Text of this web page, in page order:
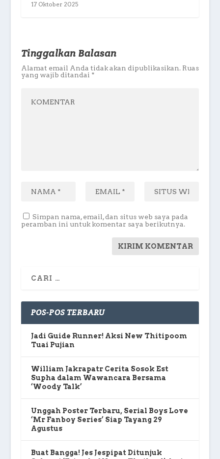
17 Oktober 2025
Tinggalkan Balasan
Alamat email Anda tidak akan dipublikasikan. Ruas
yang wajib ditandai *
Simpan nama, email, dan situs web saya pada
peramban ini untuk komentar saya berikutnya.
POS-POS TERBARU
Jadi Guide Runner! Aksi New Thitipoom
Tuai Pujian
William Jakrapatr Cerita Sosok Est
Supha dalam Wawancara Bersama
‘Woody Talk’
Unggah Poster Terbaru, Serial Boys Love
‘Mr Fanboy Series’ Siap Tayang 29
Agustus
Buat Bangga! Jes Jespipat Ditunjuk